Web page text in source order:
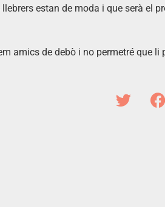
estan de moda i que serà el
amics de debò i no permetré que li